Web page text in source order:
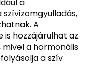
A
is hozzájárulhat az
mivel a hormonális
a szív